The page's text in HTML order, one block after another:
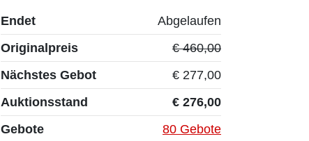
Endet
Abgelaufen
Originalpreis
€ 460,00
Nächstes Gebot
€ 277,00
Auktionsstand
€ 276,00
Gebote
80 Gebote